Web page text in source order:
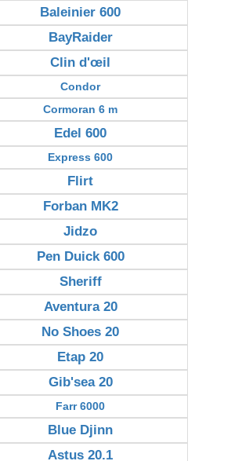
Baleinier 600
BayRaider
Clin d'œil
Condor
Cormoran 6 m
Edel 600
Express 600
Flirt
Forban MK2
Jidzo
Pen Duick 600
Sheriff
Aventura 20
No Shoes 20
Etap 20
Gib'sea 20
Farr 6000
Blue Djinn
Astus 20.1